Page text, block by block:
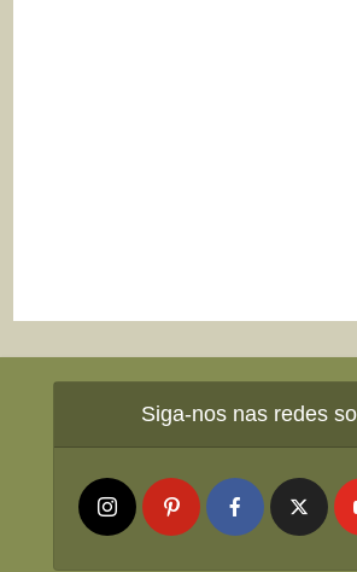
Siga-nos nas redes